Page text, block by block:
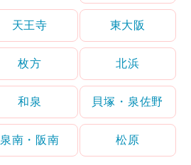
天王寺 東大阪
枚方 北浜
和泉 貝塚・泉佐野
泉南・阪南 松原